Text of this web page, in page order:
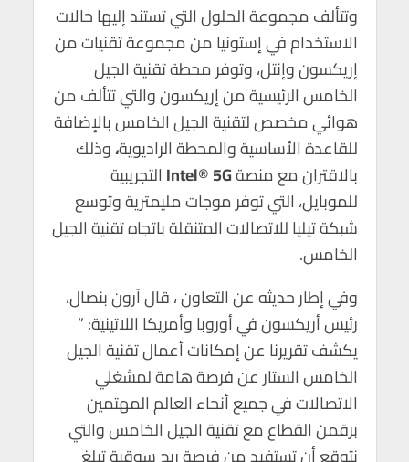
وتتألف مجموعة الحلول التي تستند إليها حالات
الاستخدام في إستونيا من مجموعة تقنيات من
إريكسون وإنتل، وتوفر محطة تقنية الجيل
الخامس الرئيسية من إريكسون والتي تتألف من
هوائي مخصص لتقنية الجيل الخامس بالإضافة
للقاعدة الأساسية والمحطة الراديوية،وذلك
بالاقتران مع منصةIntel® 5G
التجريبية
للموبايل، التي توفر موجات مليمترية وتوسع
شبكة تيليا للاتصالات المتنقلة باتجاه تقنية الجيل
الخامس.
وفي إطار حديثه عن التعاون ، قال آرون بنصال،
رئيس أريكسون في أوروبا وأمريكا اللاتينية: ”
يكشف تقريرنا عن إمكانات أعمال تقنية الجيل
الخامس الستار عن فرصة هامة لمشغلي
الاتصالات في جميع أنحاء العالم المهتمين
برقمن القطاع مع تقنية الجيل الخامس والتي